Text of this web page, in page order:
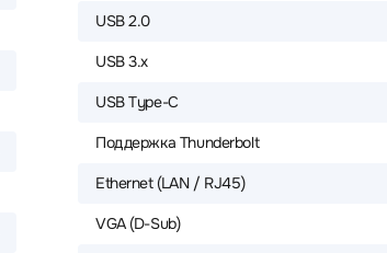
USB 2.0
USB 3.x
USB Type-C
Поддержка Thunderbolt
Ethernet (LAN / RJ45)
VGA (D-Sub)